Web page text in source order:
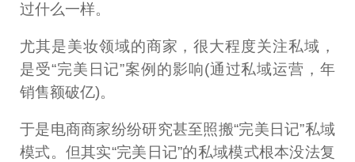
过什么一样。
尤其是美妆领域的商家，很大程度关注私域，
是受“完美日记”案例的影响(通过私域运营，年
销售额破亿)。
于是电商商家纷纷研究甚至照搬“完美日记”私域
模式。但其实“完美日记”的私域模式根本没法复